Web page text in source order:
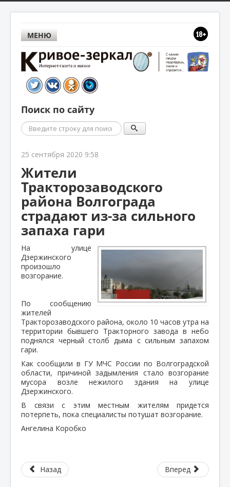
МЕНЮ
Поиск по сайту
Поиск
25 сентября 2020 9:58
Жители
Тракторозаводского
района Волгограда
страдают из-за сильного
запаха гари
На улице
Дзержинского
произошло
возгорание.
По сообщению
жителей
Тракторозаводского района, около 10 часов утра на
территории бывшего Тракторного завода в небо
поднялся черный столб дыма с сильным запахом
гари.
Как сообщили в ГУ МЧС России по Волгоградской
области, причиной задымления стало возгорание
мусора возле нежилого здания на улице
Дзержинского.
В связи с этим местным жителям придется
потерпеть, пока специалисты потушат возгорание.
Ангелина Коробко
Назад Вперед